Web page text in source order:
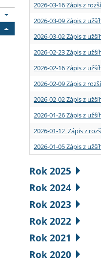
2026-03-16 Zápis z
2026-03-09 Zápis z
2026-03-02 Zápis z
2026-02-23 Zápis z
2026-02-16 Zápis z
2026-02-09 Zápis z
2026-02-02 Zápis z
2026-01-26 Zápis z
2026-01-12 Zápis z
2026-01-05 Zápis z
Rok 2025
Rok 2024
Rok 2023
Rok 2022
Rok 2021
Rok 2020